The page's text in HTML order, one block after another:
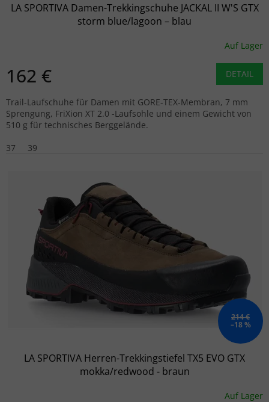
LA SPORTIVA Damen-Trekkingschuhe JACKAL II W'S GTX
storm blue/lagoon – blau
Auf Lager
162 € DETAIL
Trail-Laufschuhe für Damen mit GORE-TEX-Membran, 7 mm
Sprengung, FriXion XT 2.0 -Laufsohle und einem Gewicht von
510 g für technisches Berggelände.
37
39
214 €
–18 %
LA SPORTIVA Herren-Trekkingstiefel TX5 EVO GTX
mokka/redwood - braun
Auf Lager